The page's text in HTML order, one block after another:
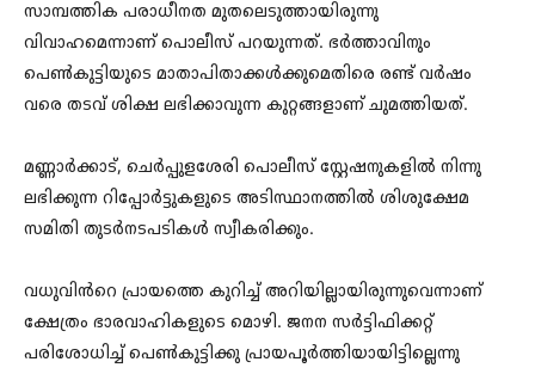
സാമ്പത്തിക പരാധീനത മുതലെടുത്തായിരുന്നു
വിവാഹമെന്നാണ് പൊലീസ് പറയുന്നത്. ഭർത്താവിനും
പെൺകുട്ടിയുടെ മാതാപിതാക്കൾക്കുമെതിരെ രണ്ട് വർഷം
വരെ തടവ് ശിക്ഷ ലഭിക്കാവുന്ന കുറ്റങ്ങളാണ് ചുമത്തിയത്.
മണ്ണാർക്കാട്, ചെർപ്പുളശേരി പൊലീസ് സ്റ്റേഷനുകളിൽ നിന്നു
ലഭിക്കുന്ന റിപ്പോർട്ടുകളുടെ അടിസ്ഥാനത്തിൽ ശിശുക്ഷേമ
സമിതി തുടർനടപടികൾ സ്വീകരിക്കും.
വധുവിൻറെ പ്രായത്തെ കുറിച്ച് അറിയില്ലായിരുന്നുവെന്നാണ്
ക്ഷേത്രം ഭാരവാഹികളുടെ മൊഴി. ജനന സർട്ടിഫിക്കറ്റ്
പരിശോധിച്ച് പെൺകുട്ടിക്കു പ്രായപൂർത്തിയായിട്ടില്ലെന്നു